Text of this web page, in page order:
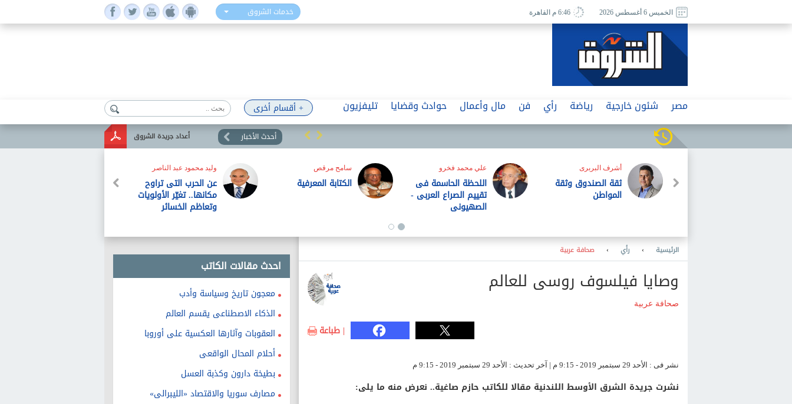
خدمات الشروق الخميس 6 أغسطس 2026 6:46 م القاهرة
+ أقسام أخرى مصر شئون خارجية رياضة رأي فن مال وأعمال حوادث وقضايا تليفزيون
أعداد جريدة الشروق أحدث الأخبار
أشرف البربرى
ثقة الصندوق وثقة
المواطن
علي محمد فخرو
اللحظة الحاسمة فى
تقييم الصراع العربى -
الصهيونى
سامح مرقص
الكتابة المعرفية
وليد محمود عبد الناصر
عن الحرب التى تراوح
مكانها.. تغيّر الأولويات
وتعاظم الخسائر
احدث مقالات الكاتب
معجون تاريخ وسياسة وأدب
الذكاء الاصطناعى يقسم العالم
العقوبات وآثارها العكسية على أوروبا
أحلام المحال الواقعى
بطيخة دارون وكذبة العسل
مصارف سوريا والاقتصاد «الليبرالى»
الرئيسية › رأي › صحافة عربية
وصايا فيلسوف روسى للعالم
صحافة عربية
| طباعة
نشر فى : الأحد 29 سبتمبر 2019 - 9:15 م | آخر تحديث : الأحد 29 سبتمبر 2019 - 9:15 م
نشرت جريدة الشرق الأوسط اللندنية مقالا للكاتب حازم صاغية.. نعرض منه ما يلى: